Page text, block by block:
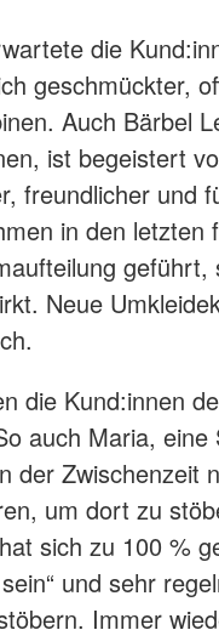
die
geschmückter,
Auch Bärbel
ist begeistert
freundlicher und
in den letzten
geführt,
Neue
die Kund:innen
auch Maria, eine
der Zwischenzeit
um dort zu
sich zu 100 %
und sehr
Immer